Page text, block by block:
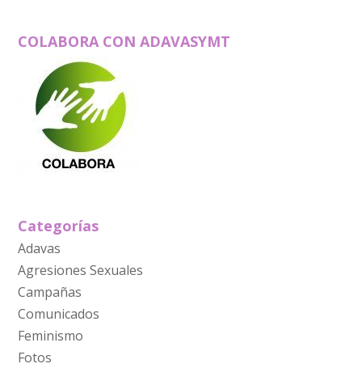
COLABORA CON ADAVASYMT
Categorías
Adavas
Agresiones Sexuales
Campañas
Comunicados
Feminismo
Fotos